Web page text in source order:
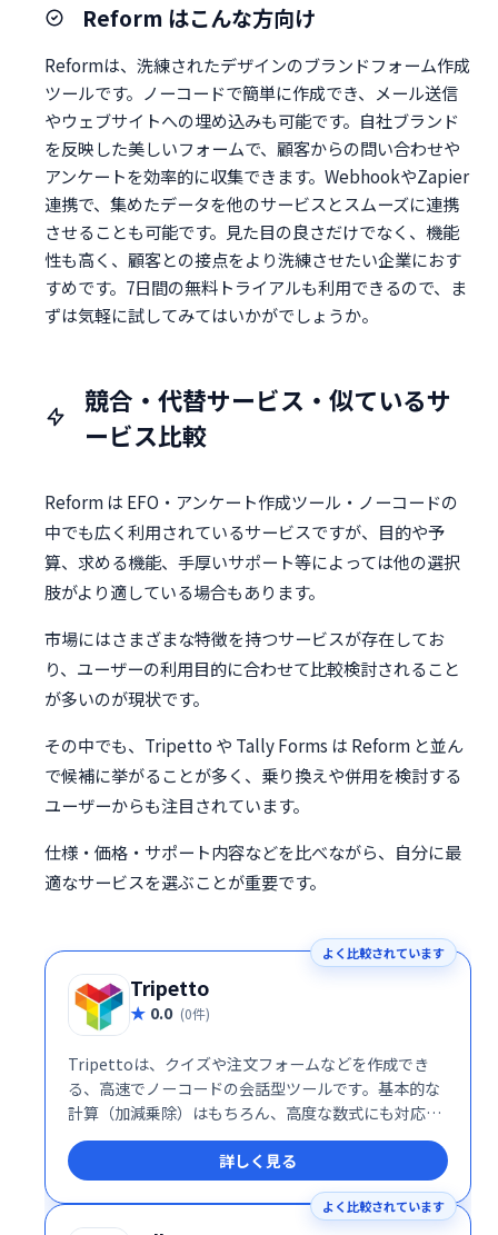
Reform はこんな方向け
Reformは、洗練されたデザインのブランドフォーム作成
ツールです。ノーコードで簡単に作成でき、メール送信
やウェブサイトへの埋め込みも可能です。自社ブランド
を反映した美しいフォームで、顧客からの問い合わせや
アンケートを効率的に収集できます。WebhookやZapier
連携で、集めたデータを他のサービスとスムーズに連携
させることも可能です。見た目の良さだけでなく、機能
性も高く、顧客との接点をより洗練させたい企業におす
すめです。7日間の無料トライアルも利用できるので、ま
ずは気軽に試してみてはいかがでしょうか。
競合・代替サービス・似ているサ
ービス比較
Reform は EFO・アンケート作成ツール・ノーコードの
中でも広く利用されているサービスですが、目的や予
算、求める機能、手厚いサポート等によっては他の選択
肢がより適している場合もあります。
市場にはさまざまな特徴を持つサービスが存在してお
り、ユーザーの利用目的に合わせて比較検討されること
が多いのが現状です。
その中でも、Tripetto や Tally Forms は Reform と並ん
で候補に挙がることが多く、乗り換えや併用を検討する
ユーザーからも注目されています。
仕様・価格・サポート内容などを比べながら、自分に最
適なサービスを選ぶことが重要です。
よく比較されています
Tripetto
0.0 (0件)
Tripettoは、クイズや注文フォームなどを作成でき
る、高速でノーコードの会話型ツールです。基本的な
計算（加減乗除）はもちろん、高度な数式にも対応。
この強力な機能は無料で利用できます！スマートな会
話設計で、効率的なフォーム作成を実現します。
詳しく見る
よく比較されています